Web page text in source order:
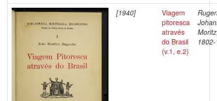
[1940]
Viagem
pitoresca
através
do Brasil
(v.1, e.2)